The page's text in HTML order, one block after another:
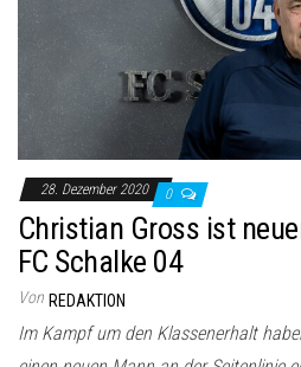
28. Dezember 2020 0
Christian Gross ist
FC Schalke 04
Von REDAKTION
Im Kampf um den Klassenerhalt